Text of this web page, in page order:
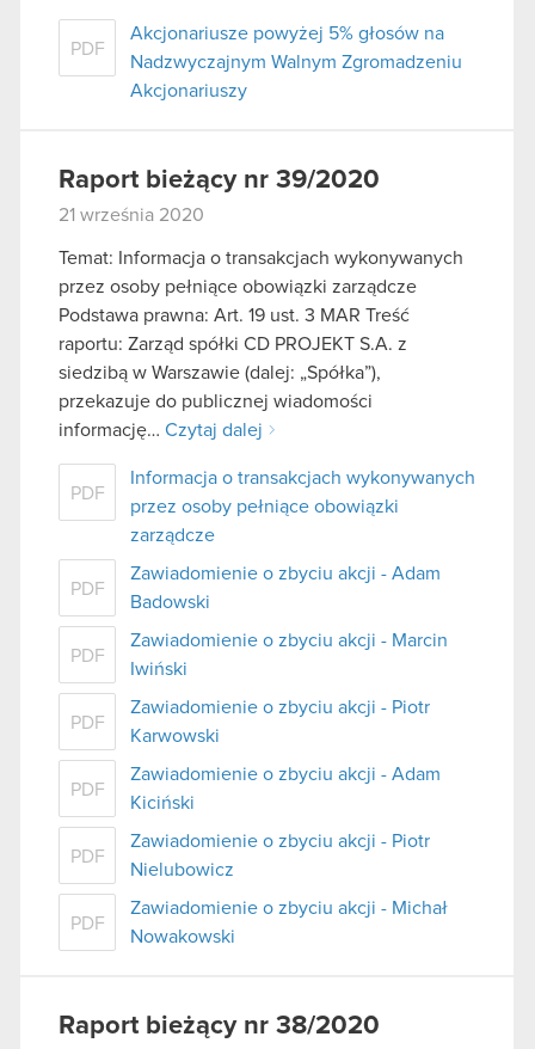
PDF
Akcjonariusze powyżej 5% głosów na
Nadzwyczajnym Walnym Zgromadzeniu
Akcjonariuszy
Raport bieżący nr 39/2020
21 września 2020
Temat: Informacja o transakcjach wykonywanych
przez osoby pełniące obowiązki zarządcze
Podstawa prawna: Art. 19 ust. 3 MAR Treść
raportu: Zarząd spółki CD PROJEKT S.A. z
siedzibą w Warszawie (dalej: „Spółka”),
przekazuje do publicznej wiadomości
informację… Czytaj dalej
PDF
Informacja o transakcjach wykonywanych
przez osoby pełniące obowiązki
zarządcze
PDF
Zawiadomienie o zbyciu akcji - Adam
Badowski
PDF
Zawiadomienie o zbyciu akcji - Marcin
Iwiński
PDF
Zawiadomienie o zbyciu akcji - Piotr
Karwowski
PDF
Zawiadomienie o zbyciu akcji - Adam
Kiciński
PDF
Zawiadomienie o zbyciu akcji - Piotr
Nielubowicz
PDF
Zawiadomienie o zbyciu akcji - Michał
Nowakowski
Raport bieżący nr 38/2020